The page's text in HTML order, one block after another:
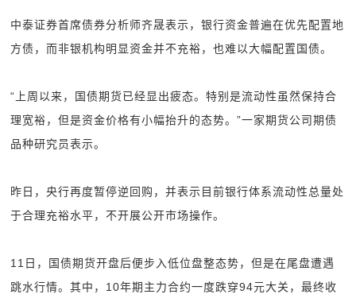
中泰证券首席债券分析师齐晟表示，银行资金普遍在优先配置地
方债，而非银机构明显资金并不充裕，也难以大幅配置国债。
“上周以来，国债期货已经显出疲态。特别是流动性虽然保持合
理宽裕，但是资金价格有小幅抬升的态势。”一家期货公司期债
品种研究员表示。
昨日，央行再度暂停逆回购，并表示目前银行体系流动性总量处
于合理充裕水平，不开展公开市场操作。
11日，国债期货开盘后便步入低位盘整态势，但是在尾盘遭遇
跳水行情。其中，10年期主力合约一度跌穿94元大关，最终收